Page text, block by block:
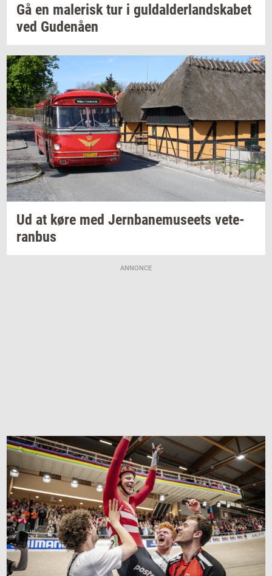
Gå en ma­le­risktur i gul­dal­der­land­ska­bet
ved Gu­denå­en
Ud at køre med Jer­n­ba­nemu­se­ets ve­te­
ran­bus
ANNONCE